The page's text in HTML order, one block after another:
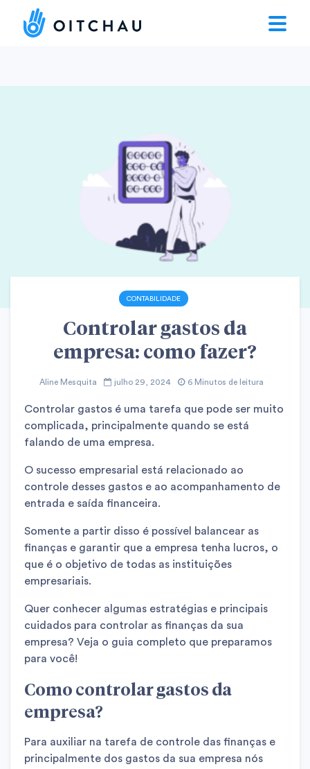
CONTABILIDADE
Controlar gastos da
empresa: como fazer?
Aline Mesquita julho 29, 2024 6 Minutos de leitura
Controlar gastos é uma tarefa que pode ser muito
complicada, principalmente quando se está
falando de uma empresa.
O sucesso empresarial está relacionado ao
controle desses gastos e ao acompanhamento de
entrada e saída financeira.
Somente a partir disso é possível balancear as
finanças e garantir que a empresa tenha lucros, o
que é o objetivo de todas as instituições
empresariais.
Quer conhecer algumas estratégias e principais
cuidados para controlar as finanças da sua
empresa? Veja o guia completo que preparamos
para você!
Como controlar gastos da
empresa?
Para auxiliar na tarefa de controle das finanças e
principalmente dos gastos da sua empresa nós